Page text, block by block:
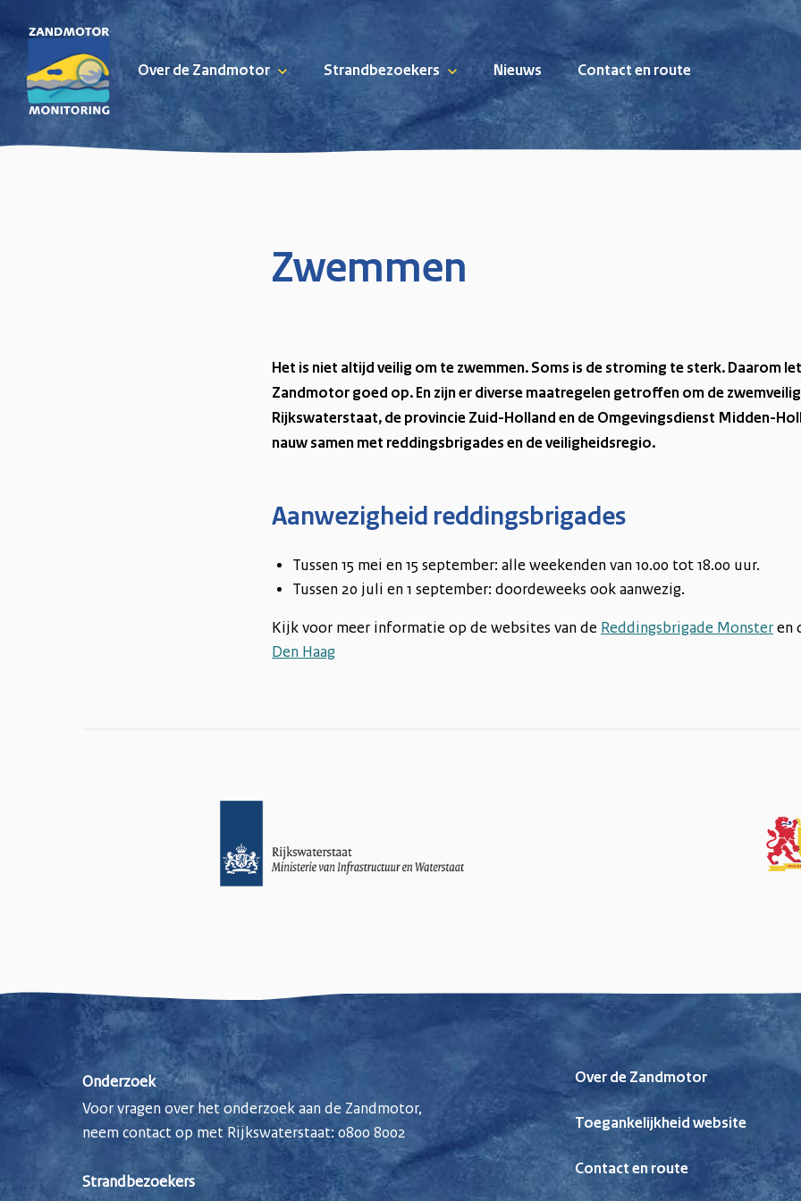
Skip naar content
Over de Zandmotor Strandbezoekers Nieuws Contact en route
Zwemmen
Het is niet altijd veilig om te zwemmen. Soms is de stroming te sterk. Daarom
Zandmotor goed op. En zijn er diverse maatregelen getroffen om de
Rijkswaterstaat, de provincie Zuid-Holland en de Omgevingsdienst Midden-
nauw samen met reddingsbrigades en de veiligheidsregio.
Aanwezigheid reddingsbrigades
Tussen 15 mei en 15 september: alle weekenden van 10.00 tot 18.00 uur.
Tussen 20 juli en 1 september: doordeweeks ook aanwezig.
Kijk voor meer informatie op de websites van de Reddingsbrigade Monster en
Den Haag
Onderzoek
Voor vragen over het onderzoek aan de Zandmotor,
neem contact op met Rijkswaterstaat:0800 8002
Strandbezoekers
Over de Zandmotor
Toegankelijkheid website
Contact en route